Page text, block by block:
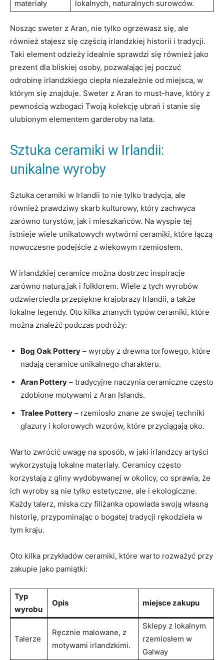
materiały
lokalnych, naturalnych surowców.
Nosząc sweter z Aran, nie tylko ogrzewasz się, ale
również stajesz się częścią irlandzkiej historii i tradycji.
Taki element odzieży idealnie sprawdzi się również jako
prezent dla bliskiej osoby, pozwalając jej poczuć
odrobinę irlandzkiego ciepła niezależnie od miejsca, w
którym się znajduje. Sweter z Aran to must-have, który z
pewnością wzbogaci Twoją kolekcję ubrań i stanie się
ulubionym elementem garderoby na lata.
Sztuka ceramiki w Irlandii:
unikalne wyroby
Sztuka ceramiki w Irlandii to nie tylko tradycja, ale
również prawdziwy skarb kulturowy, który zachwyca
zarówno turystów, jak i mieszkańców. Na wyspie tej
istnieje wiele unikatowych wytwórni ceramiki, które łączą
nowoczesne podejście z wiekowym rzemiosłem.
W irlandzkiej ceramice można dostrzec inspiracje
zarówno naturą,jak i folklorem. Wiele z tych wyrobów
odzwierciedla przepiękne krajobrazy Irlandii, a także
lokalne legendy. Oto kilka znanych typów ceramiki, które
można znaleźć podczas podróży:
Bog Oak Pottery – wyroby z drewna torfowego, które
nadają ceramice unikalnego charakteru.
Aran Pottery – tradycyjne naczynia ceramiczne często
zdobione motywami z Aran Islands.
Tralee Pottery – rzemiosło znane ze swojej techniki
glazury i kolorowych wzorów, które przyciągają oko.
Warto zwrócić uwagę na sposób, w jaki irlandzcy artyści
wykorzystują lokalne materiały. Ceramicy często
korzystają z gliny wydobywanej w okolicy, co sprawia, że
ich wyroby są nie tylko estetyczne, ale i ekologiczne.
Każdy talerz, miska czy filiżanka opowiada swoją własną
historię, przypominając o bogatej tradycji rękodzieła w
tym kraju.
Oto kilka przykładów ceramiki, które warto rozważyć przy
zakupie jako pamiątki:
Typ
wyrobu
Opis miejsce zakupu
Talerze
Ręcznie malowane, z
motywami irlandzkimi.
Sklepy z lokalnym
rzemiosłem w
Galway